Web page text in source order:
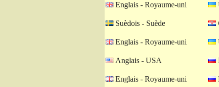
Englais - Royaume-uni
Suèdois - Suède
Englais - Royaume-uni
Anglais - USA
Englais - Royaume-uni